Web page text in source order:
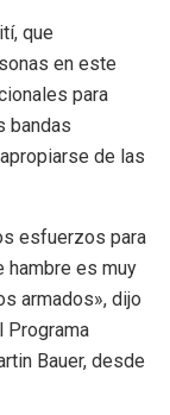
que
en este
para
bandas
de las
esfuerzos para
hambre es muy
armados», dijo
Programa
Bauer, desde